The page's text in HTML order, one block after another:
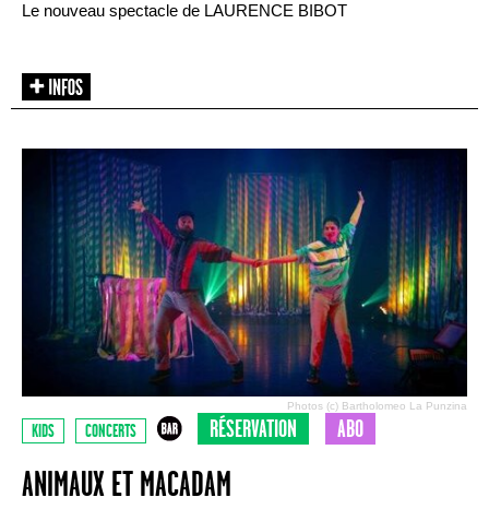
Le nouveau spectacle de LAURENCE BIBOT
Photos (c) Bartholomeo La Punzina
KIDS CONCERTS RÉSERVATION ABO
ANIMAUX ET MACADAM